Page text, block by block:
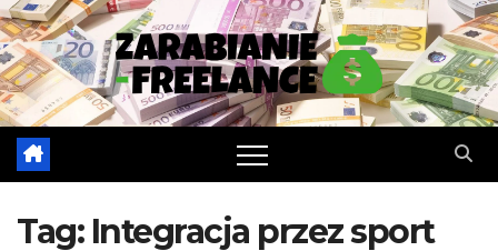
Skip
to
content
Tag: Integracja przez sport